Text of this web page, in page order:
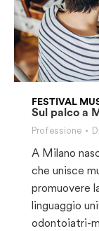
FESTIVAL
Sul palco a
Professione Di
A Milano
che unisce
promuovere
linguaggio
odontoiatri-